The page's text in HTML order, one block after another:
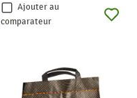
Ajouter au
comparateur